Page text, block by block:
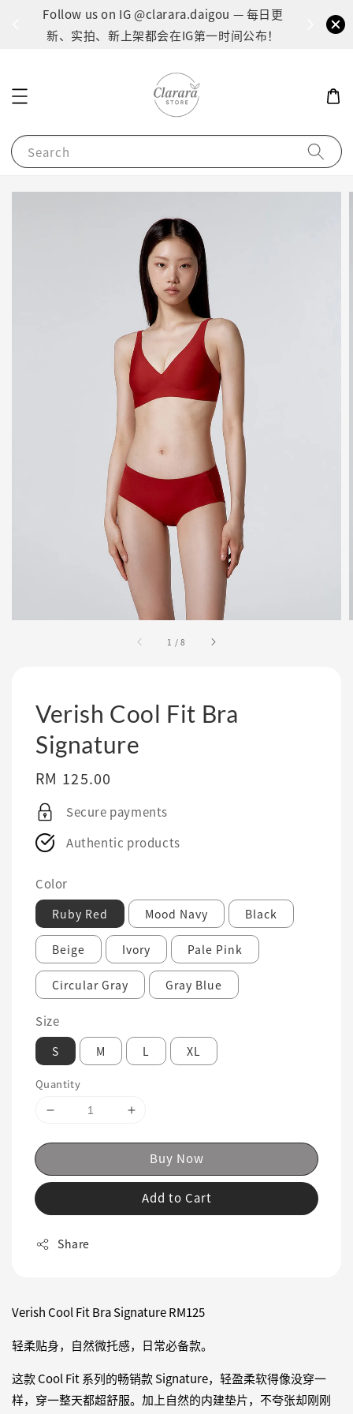
Follow us on IG @clarara.daigou — 每日更
新、实拍、新上架都会在IG第一时间公布！
Search
1 /8
Verish Cool Fit Bra
Signature
Regular
price
RM 125.00
Secure payments
Authentic products
Color
Ruby Red Mood Navy Black
Beige Ivory Pale Pink
Circular Gray Gray Blue
Size
S M L XL
Quantity
Buy Now
Add to Cart
Share
Verish Cool Fit Bra Signature RM125
轻柔贴身，自然微托感，日常必备款。
这款 Cool Fit 系列的畅销款 Signature，轻盈柔软得像没穿一
样，穿一整天都超舒服。加上自然的内建垫片，不夸张却刚刚